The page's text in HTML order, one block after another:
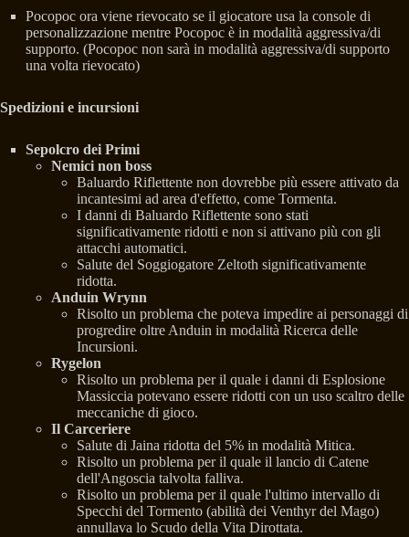
Pocopoc ora viene rievocato se il giocatore usa la console di
personalizzazione mentre Pocopoc è in modalità aggressiva/di
supporto. (Pocopoc non sarà in modalità aggressiva/di supporto
una volta rievocato)
Spedizioni e incursioni
Sepolcro dei Primi
Nemici non boss
Baluardo Riflettente non dovrebbe più essere attivato da
incantesimi ad area d'effetto, come Tormenta.
I danni di Baluardo Riflettente sono stati
significativamente ridotti e non si attivano più con gli
attacchi automatici.
Salute del Soggiogatore Zeltoth significativamente
ridotta.
Anduin Wrynn
Risolto un problema che poteva impedire ai personaggi di
progredire oltre Anduin in modalità Ricerca delle
Incursioni.
Rygelon
Risolto un problema per il quale i danni di Esplosione
Massiccia potevano essere ridotti con un uso scaltro delle
meccaniche di gioco.
Il Carceriere
Salute di Jaina ridotta del 5% in modalità Mitica.
Risolto un problema per il quale il lancio di Catene
dell'Angoscia talvolta falliva.
Risolto un problema per il quale l'ultimo intervallo di
Specchi del Tormento (abilità dei Venthyr del Mago)
annullava lo Scudo della Vita Dirottata.